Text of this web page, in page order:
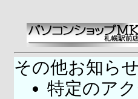
その他お知らせ
特定のア